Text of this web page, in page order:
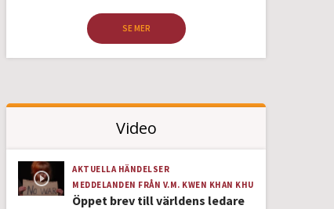
SE MER
Video
AKTUELLA HÄNDELSER
MEDDELANDEN FRÅN V.M. KWEN KHAN KHU
Öppet brev till världens ledare